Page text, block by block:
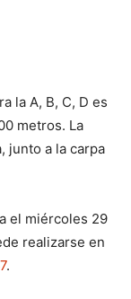
la A, B, C, D es
metros. La
junto a la carpa
el miércoles 29
realizarse en
.